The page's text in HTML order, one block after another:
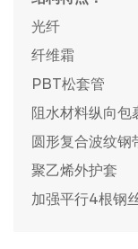
光纤
纤维霜
PBT松套管
阻水材料纵向包
圆形复合波纹钢
聚乙烯外护套
加强平行4根钢